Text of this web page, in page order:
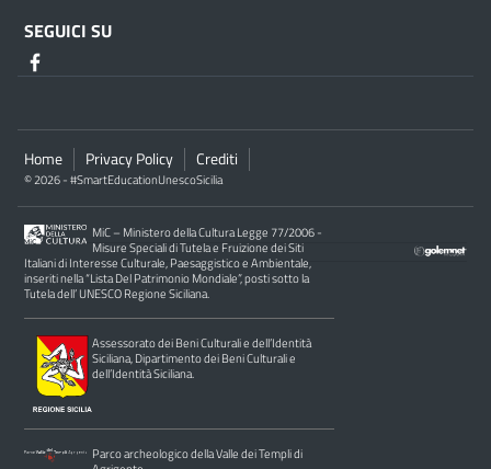
SEGUICI SU
Home Privacy Policy Crediti
© 2026 - #SmartEducationUnescoSicilia
MiC – Ministero della Cultura Legge 77/2006 -
Misure Speciali di Tutela e Fruizione dei Siti
Italiani di Interesse Culturale, Paesaggistico e Ambientale,
inseriti nella “Lista Del Patrimonio Mondiale”, posti sotto la
Tutela dell’ UNESCO Regione Siciliana.
Assessorato dei Beni Culturali e dell’Identità
Siciliana, Dipartimento dei Beni Culturali e
dell’Identità Siciliana.
Parco archeologico della Valle dei Templi di